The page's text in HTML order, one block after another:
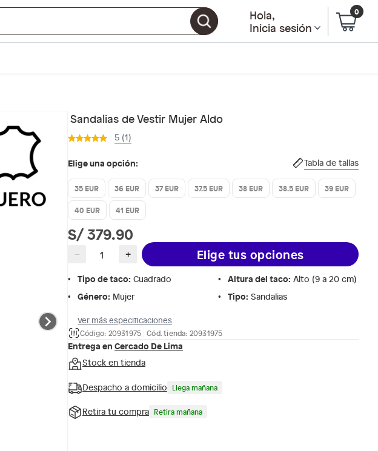
e
a
Hola,
Inicia sesión
0
Sandalias de Vestir Mujer Aldo
5 (1)
Elige una opción: Tabla de tallas
35 EUR 36 EUR 37 EUR 37.5 EUR 38 EUR 38.5 EUR
39 EUR
40 EUR
41 EUR
S/ 379.90
− + Elige tus opciones
Tipo de taco: Cuadrado Altura del taco: Alto (9 a 20 cm)
Género: Mujer Tipo: Sandalias
Ver más especificaciones
Código: 20931975 Cód. tienda: 20931975
Entrega en Cercado De Lima
Stock en tienda
Despacho a domicilio Llega mañana
Retira tu compra Retira mañana